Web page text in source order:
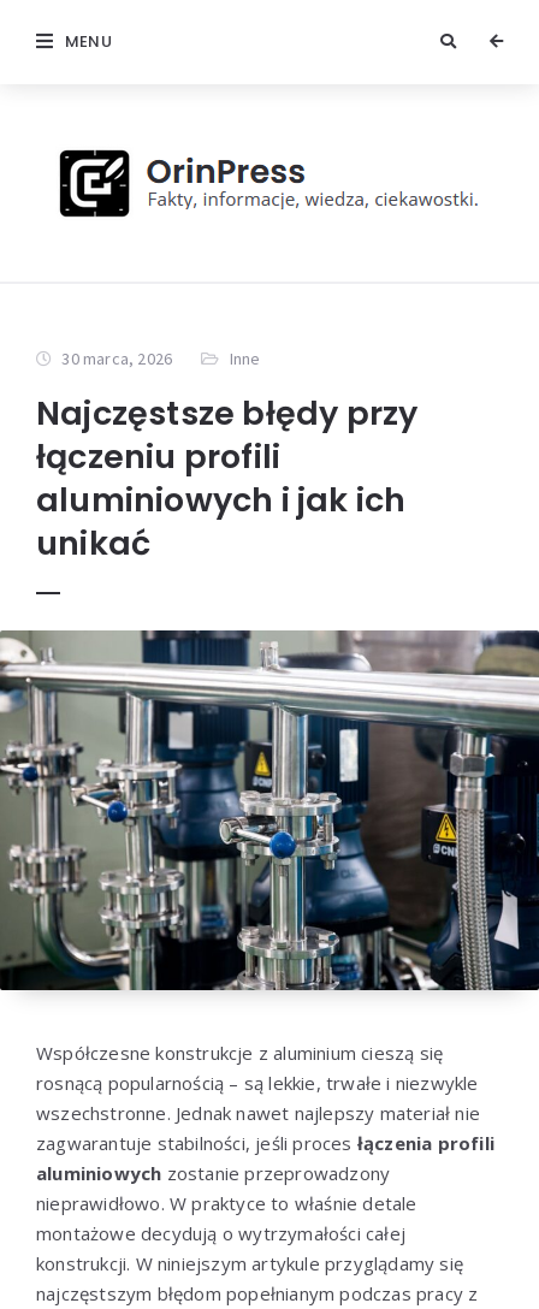
MENU
30 marca, 2026 Inne
Najczęstsze błędy przy
łączeniu profili
aluminiowych i jak ich
unikać
Współczesne konstrukcje z aluminium cieszą się
rosnącą popularnością – są lekkie, trwałe i niezwykle
wszechstronne. Jednak nawet najlepszy materiał nie
zagwarantuje stabilności, jeśli proces łączenia profili
aluminiowych zostanie przeprowadzony
nieprawidłowo. W praktyce to właśnie detale
montażowe decydują o wytrzymałości całej
konstrukcji. W niniejszym artykule przyglądamy się
najczęstszym błędom popełnianym podczas pracy z